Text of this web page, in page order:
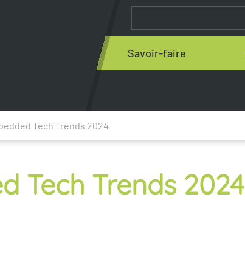
Savoir-faire
Tech Trends 2024
Tech Trends 2024